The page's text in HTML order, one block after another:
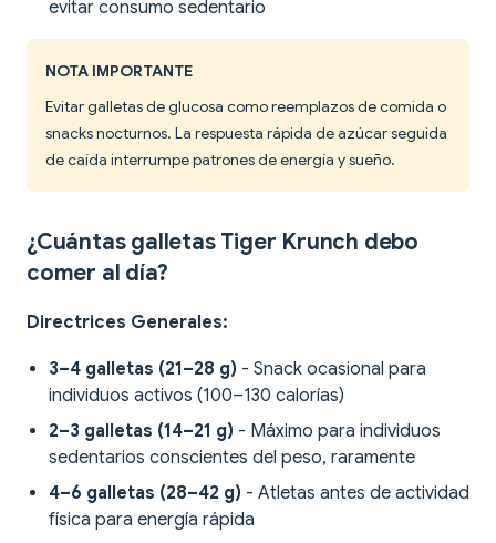
evitar consumo sedentario
NOTA IMPORTANTE
Evitar galletas de glucosa como reemplazos de comida o
snacks nocturnos. La respuesta rápida de azúcar seguida
de caída interrumpe patrones de energía y sueño.
¿Cuántas galletas Tiger Krunch debo
comer al día?
Directrices Generales:
3–4 galletas (21–28 g) - Snack ocasional para
individuos activos (100–130 calorías)
2–3 galletas (14–21 g) - Máximo para individuos
sedentarios conscientes del peso, raramente
4–6 galletas (28–42 g) - Atletas antes de actividad
física para energía rápida